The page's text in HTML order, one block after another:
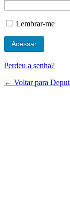
Lembrar-me
Perdeu a senha?
← Voltar para